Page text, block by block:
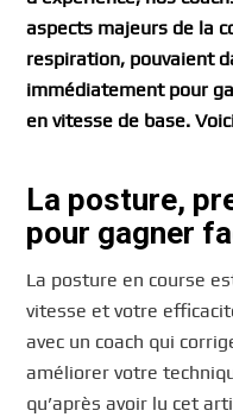
aspects majeurs de la
respiration, pouvaient
immédiatement pour
en vitesse de base.
La posture,
pour gagner
La posture en course
vitesse et votre
avec un coach qui
améliorer votre
qu’après avoir lu cet